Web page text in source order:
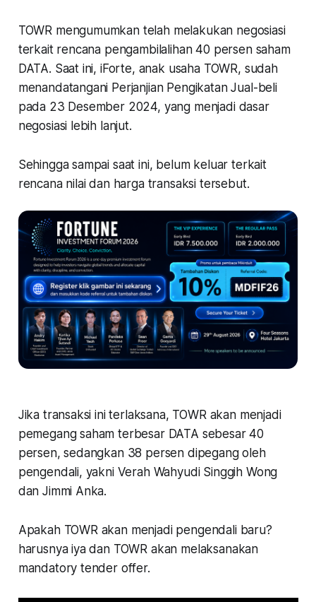
TOWR mengumumkan telah melakukan negosiasi
terkait rencana pengambilalihan 40 persen saham
DATA. Saat ini, iForte, anak usaha TOWR, sudah
menandatangani Perjanjian Pengikatan Jual-beli
pada 23 Desember 2024, yang menjadi dasar
negosiasi lebih lanjut.
Sehingga sampai saat ini, belum keluar terkait
rencana nilai dan harga transaksi tersebut.
Jika transaksi ini terlaksana, TOWR akan menjadi
pemegang saham terbesar DATA sebesar 40
persen, sedangkan 38 persen dipegang oleh
pengendali, yakni Verah Wahyudi Singgih Wong
dan Jimmi Anka.
Apakah TOWR akan menjadi pengendali baru?
harusnya iya dan TOWR akan melaksanakan
mandatory tender offer.